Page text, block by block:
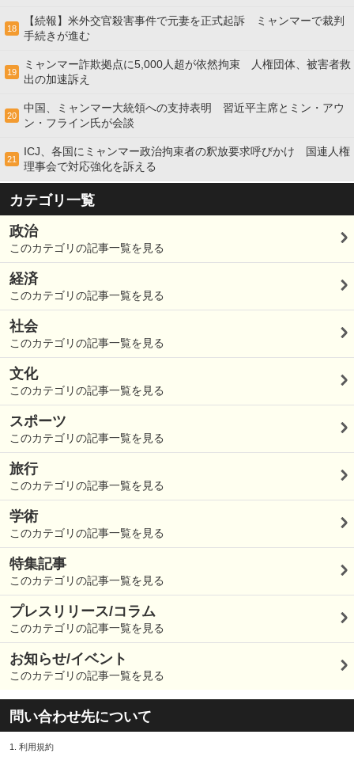
18
【続報】米外交官殺害事件で元妻を正式起訴 ミャンマーで裁判
手続きが進む
19
ミャンマー詐欺拠点に5,000人超が依然拘束 人権団体、被害者救
出の加速訴え
20
中国、ミャンマー大統領への支持表明 習近平主席とミン・アウ
ン・フライン氏が会談
21
ICJ、各国にミャンマー政治拘束者の釈放要求呼びかけ 国連人権
理事会で対応強化を訴える
カテゴリ一覧
政治
このカテゴリの記事一覧を見る
経済
このカテゴリの記事一覧を見る
社会
このカテゴリの記事一覧を見る
文化
このカテゴリの記事一覧を見る
スポーツ
このカテゴリの記事一覧を見る
旅行
このカテゴリの記事一覧を見る
学術
このカテゴリの記事一覧を見る
特集記事
このカテゴリの記事一覧を見る
プレスリリース/コラム
このカテゴリの記事一覧を見る
お知らせ/イベント
このカテゴリの記事一覧を見る
問い合わせ先について
1. 利用規約